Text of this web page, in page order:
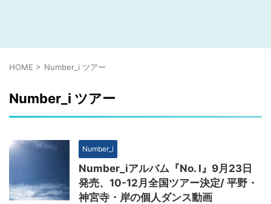
HOME > Number_i ツアー
Number_i ツアー
Number_i
Number_iアルバム『No. I』9月23日
発売、10-12月全国ツアー決定/ 平野・
神宮寺・岸の個人ダンス動画